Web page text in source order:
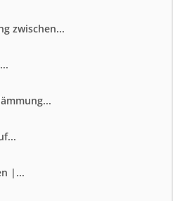
zwischen...
|...